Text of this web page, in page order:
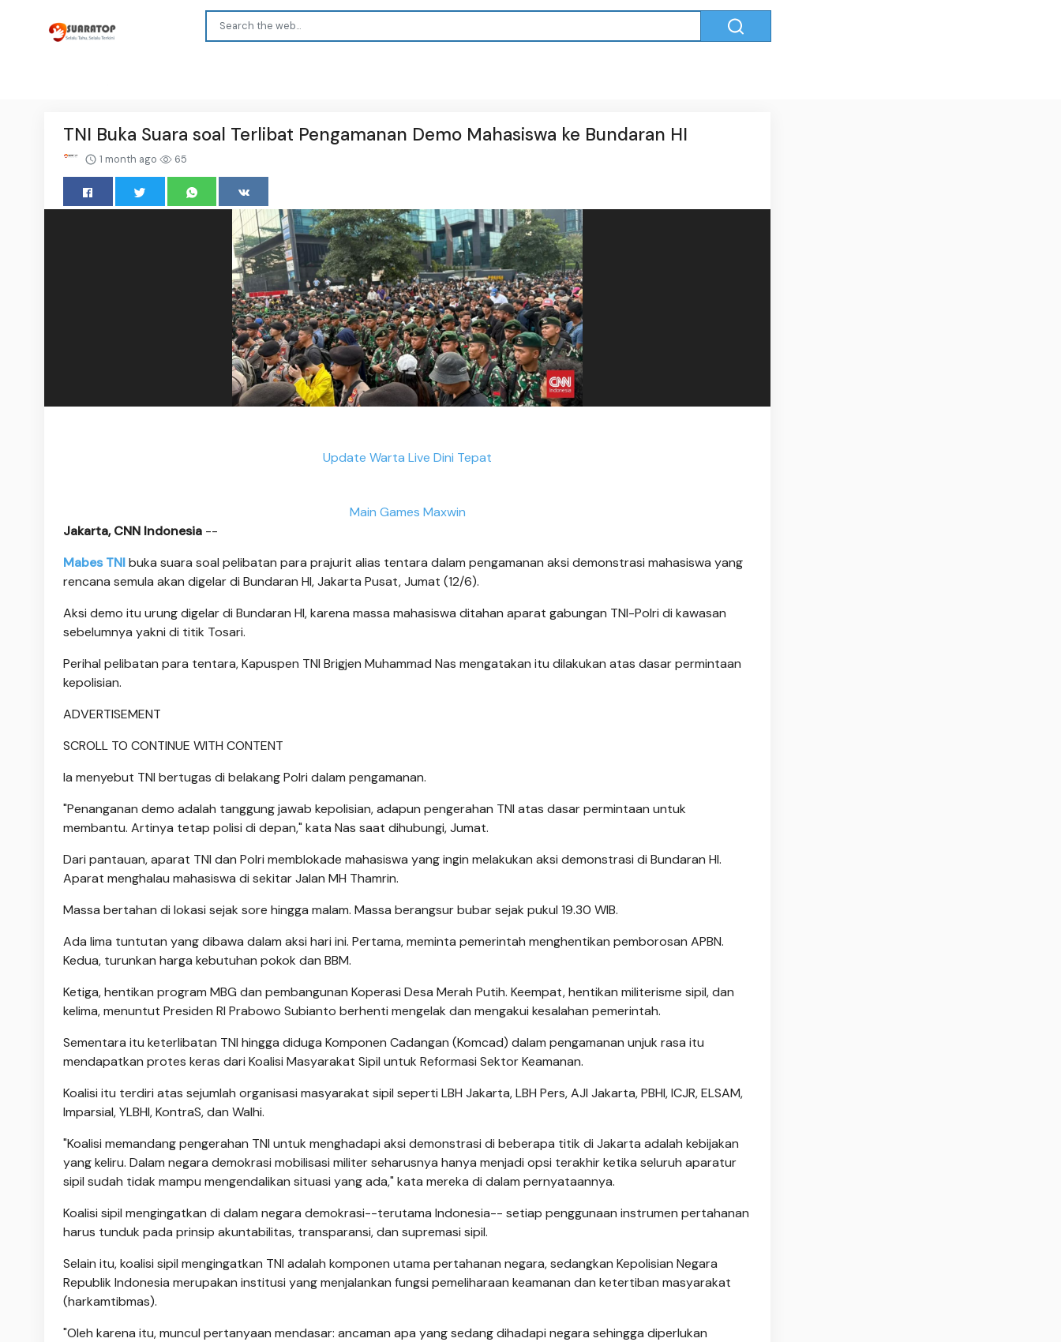
TNI Buka Suara soal Terlibat Pengamanan Demo Mahasiswa ke Bundaran HI
1 month ago 65
Update Warta Live Dini Tepat
Main Games Maxwin
Jakarta, CNN Indonesia --
Mabes TNIbuka suara soal pelibatan para prajurit alias tentara dalam pengamanan aksi demonstrasi mahasiswa yang
rencana semula akan digelar di Bundaran HI, Jakarta Pusat, Jumat (12/6).
Aksi demo itu urung digelar di Bundaran HI, karena massa mahasiswa ditahan aparat gabungan TNI-Polri di kawasan
sebelumnya yakni di titik Tosari.
Perihal pelibatan para tentara, Kapuspen TNI Brigjen Muhammad Nas mengatakan itu dilakukan atas dasar permintaan
kepolisian.
ADVERTISEMENT
SCROLL TO CONTINUE WITH CONTENT
Ia menyebut TNI bertugas di belakang Polri dalam pengamanan.
"Penanganan demo adalah tanggung jawab kepolisian, adapun pengerahan TNI atas dasar permintaan untuk
membantu. Artinya tetap polisi di depan," kata Nas saat dihubungi, Jumat.
Dari pantauan, aparat TNI dan Polri memblokade mahasiswa yang ingin melakukan aksi demonstrasi di Bundaran HI.
Aparat menghalau mahasiswa di sekitar Jalan MH Thamrin.
Massa bertahan di lokasi sejak sore hingga malam. Massa berangsur bubar sejak pukul 19.30 WIB.
Ada lima tuntutan yang dibawa dalam aksi hari ini. Pertama, meminta pemerintah menghentikan pemborosan APBN.
Kedua, turunkan harga kebutuhan pokok dan BBM.
Ketiga, hentikan program MBG dan pembangunan Koperasi Desa Merah Putih. Keempat, hentikan militerisme sipil, dan
kelima, menuntut Presiden RI Prabowo Subianto berhenti mengelak dan mengakui kesalahan pemerintah.
Sementara itu keterlibatan TNI hingga diduga Komponen Cadangan (Komcad) dalam pengamanan unjuk rasa itu
mendapatkan protes keras dari Koalisi Masyarakat Sipil untuk Reformasi Sektor Keamanan.
Koalisi itu terdiri atas sejumlah organisasi masyarakat sipil seperti LBH Jakarta, LBH Pers, AJI Jakarta, PBHI, ICJR, ELSAM,
Imparsial, YLBHI, KontraS, dan Walhi.
"Koalisi memandang pengerahan TNI untuk menghadapi aksi demonstrasi di beberapa titik di Jakarta adalah kebijakan
yang keliru. Dalam negara demokrasi mobilisasi militer seharusnya hanya menjadi opsi terakhir ketika seluruh aparatur
sipil sudah tidak mampu mengendalikan situasi yang ada," kata mereka di dalam pernyataannya.
Koalisi sipil mengingatkan di dalam negara demokrasi--terutama Indonesia-- setiap penggunaan instrumen pertahanan
harus tunduk pada prinsip akuntabilitas, transparansi, dan supremasi sipil.
Selain itu, koalisi sipil mengingatkan TNI adalah komponen utama pertahanan negara, sedangkan Kepolisian Negara
Republik Indonesia merupakan institusi yang menjalankan fungsi pemeliharaan keamanan dan ketertiban masyarakat
(harkamtibmas).
"Oleh karena itu, muncul pertanyaan mendasar: ancaman apa yang sedang dihadapi negara sehingga diperlukan